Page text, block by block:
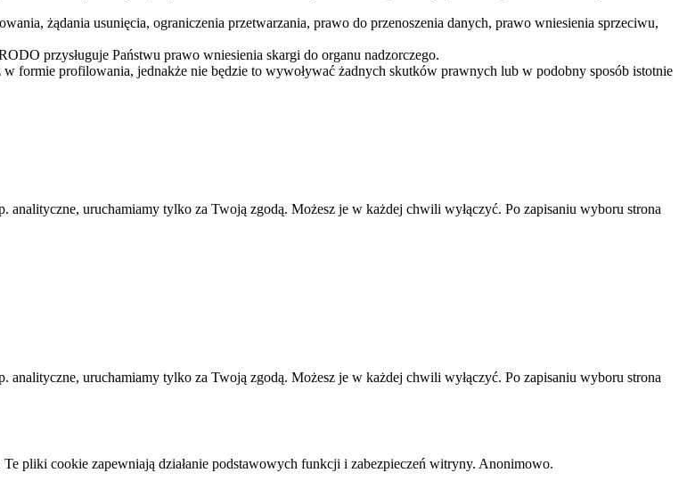
żądania usunięcia, ograniczenia przetwarzania, prawo do przenoszenia danych, prawo wniesienia sprzeciwu,
przysługuje Państwu prawo wniesienia skargi do organu nadzorczego.
formie profilowania, jednakże nie będzie to wywoływać żadnych skutków prawnych lub w podobny sposób istotnie
analityczne, uruchamiamy tylko za Twoją zgodą. Możesz je w każdej chwili wyłączyć. Po zapisaniu wyboru strona
analityczne, uruchamiamy tylko za Twoją zgodą. Możesz je w każdej chwili wyłączyć. Po zapisaniu wyboru strona
pliki cookie zapewniają działanie podstawowych funkcji i zabezpieczeń witryny. Anonimowo.